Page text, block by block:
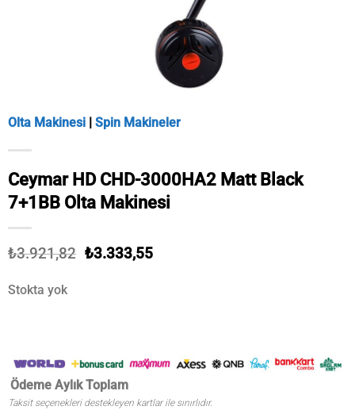
Olta Makinesi | Spin Makineler
Ceymar HD CHD-3000HA2 Matt Black
7+1BB Olta Makinesi
₺3.921,82 Orijinal
₺3.333,55Şu
Stokta yok
Ödeme Aylık Toplam
Taksit seçenekleri destekleyen kartlar ile sınırlıdır.